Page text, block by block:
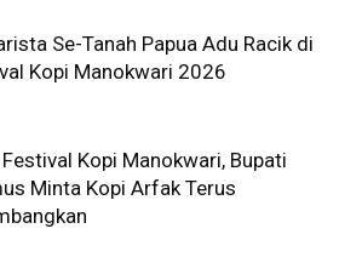
Se-Tanah Papua Adu Racik di
Kopi Manokwari 2026
Festival Kopi Manokwari, Bupati
Minta Kopi Arfak Terus